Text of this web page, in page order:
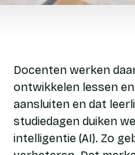
Docenten werken
ontwikkelen lessen
aansluiten en dat
studiedagen duiken
intelligentie (AI). Zo